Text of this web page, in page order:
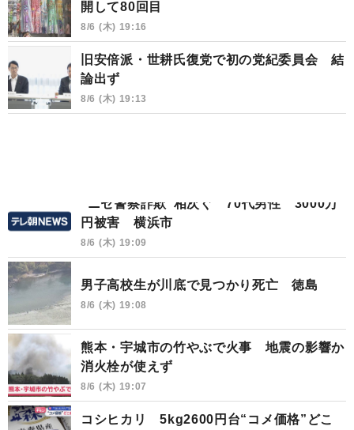
開して80回目
8/6 (木) 19:16
旧安倍派・世耕氏復党で初の党紀委員会 結
論出ず
8/6 (木) 19:13
“ニセ警察詐欺”相次ぐ 70代男性 3000万
円被害 横浜市
8/6 (木) 19:09
男子高校生が川底で見つかり死亡 徳島
8/6 (木) 19:08
熊本・宇城市の竹やぶで火事 地震の影響か
消火栓が使えず
8/6 (木) 19:07
コシヒカリ 5kg2600円台“コメ価格”どこ